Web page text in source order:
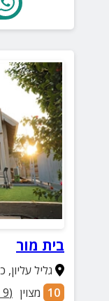
בית מור
גליל עליון,
10 מצוין (
9